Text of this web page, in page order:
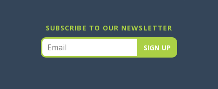
SUBSCRIBE TO OUR NEWSLETTER